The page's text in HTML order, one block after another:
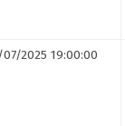
2025 19:00:00